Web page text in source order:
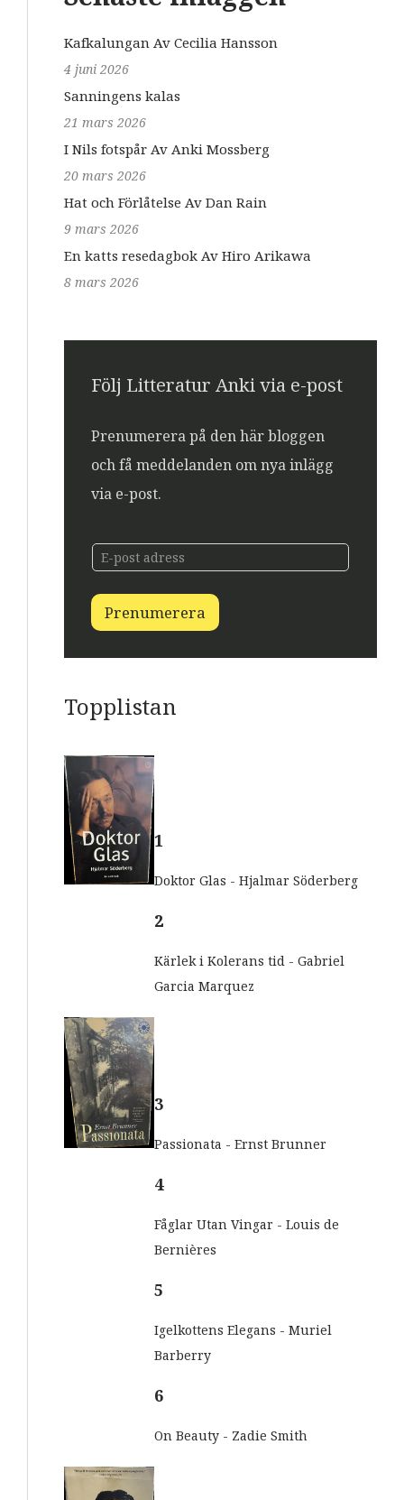
Kafkalungan Av Cecilia Hansson
4 juni 2026
Sanningens kalas
21 mars 2026
I Nils fotspår Av Anki Mossberg
20 mars 2026
Hat och Förlåtelse Av Dan Rain
9 mars 2026
En katts resedagbok Av Hiro Arikawa
8 mars 2026
Följ Litteratur Anki via e-post
Prenumerera på den här bloggen
och få meddelanden om nya inlägg
via e-post.
p
o
s
t
-
s
t
-
p
o
s
t
E
-
o
s
t
Prenumerera
Topplistan
1
Doktor Glas - Hjalmar Söderberg
2
Kärlek i Kolerans tid - Gabriel
Garcia Marquez
3
Passionata - Ernst Brunner
4
Fåglar Utan Vingar - Louis de
Bernières
5
Igelkottens Elegans - Muriel
Barberry
6
On Beauty - Zadie Smith